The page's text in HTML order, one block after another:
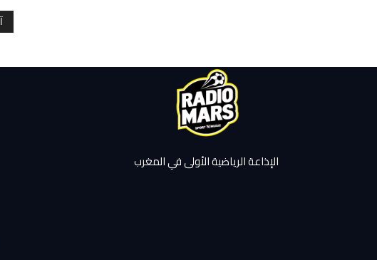
الإذاعة الرياضية الأولى في المغرب